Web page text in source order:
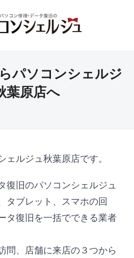
パソコンシェルジ
葉原店へ
ルジュ秋葉原店です。
復旧のパソコンシェルジュ
タブレット、スマホの回
タ復旧を一括でできる業者
問、店舗に来店の３つから